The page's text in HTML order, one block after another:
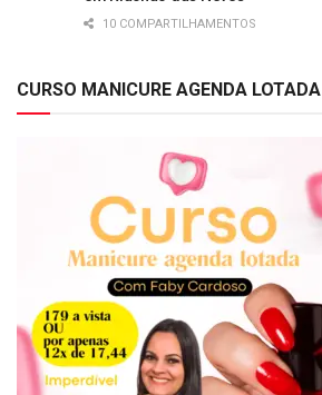
10 COMPARTILHAMENTOS
CURSO MANICURE AGENDA LOTADA